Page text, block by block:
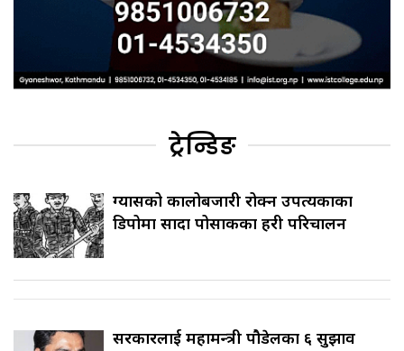
ट्रेन्डिङ
ग्यासको कालोबजारी रोक्न उपत्यकाका
डिपोमा सादा पोसाकका प्रहरी परिचालन
सरकारलाई महामन्त्री पौडेलका ६ सुझाव